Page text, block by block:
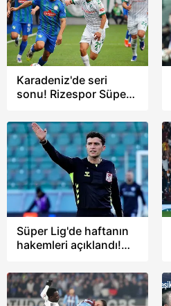
Karadeniz'de seri
sonu! Rizespor Süper
yendi
Süper Lig'de haftanın
hakemleri açıklandı!
sürpriz hakem